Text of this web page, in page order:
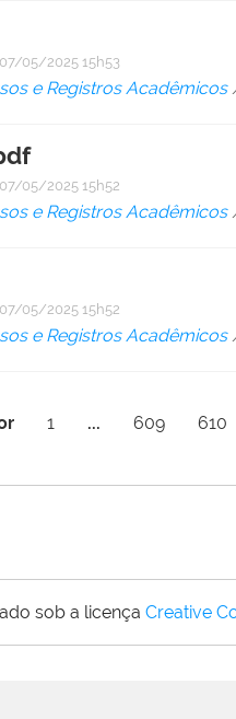
07/05/2025 15h53
e Registros Acadêmicos
07/05/2025 15h52
e Registros Acadêmicos
07/05/2025 15h52
e Registros Acadêmicos
1 ... 609 610
sob a licença Creative